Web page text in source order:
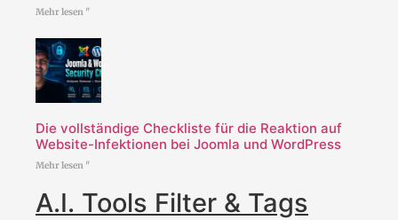
Mehr lesen "
Die vollständige Checkliste für die Reaktion auf
Website-Infektionen bei Joomla und WordPress
Mehr lesen "
A.I. Tools Filter & Tags